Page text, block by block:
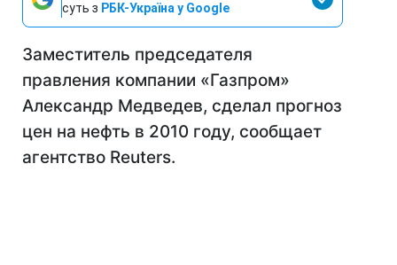
суть з РБК-Україна у Google
Заместитель председателя
правления компании «Газпром»
Александр Медведев, сделал прогноз
цен на нефть в 2010 году, сообщает
агентство Reuters.